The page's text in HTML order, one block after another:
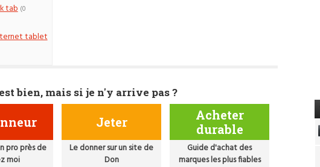
tab (0
tablet
bien, mais si je n'y arrive pas ?
pro près de
moi
Jeter
Le donner sur un site de
Don
Acheter
durable
Guide d'achat des
marques les plus fiables